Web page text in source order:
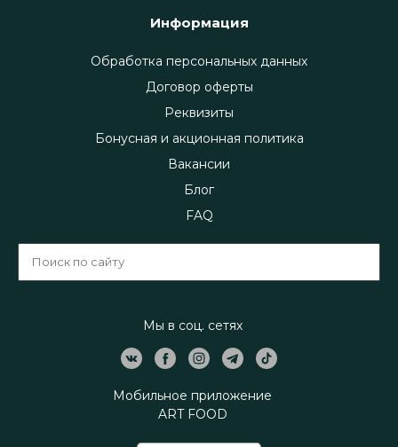
Информация
Обработка персональных данных
Договор оферты
Реквизиты
Бонусная и акционная политика
Вакансии
Блог
FAQ
Мы в соц. сетях
Мобильное приложение
ART FOOD